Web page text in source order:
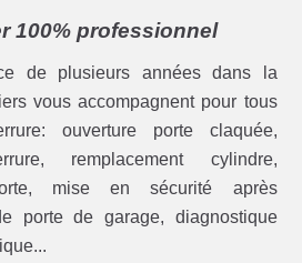
100% professionnel
de plusieurs années dans la
vous accompagnent pour tous
ouverture porte claquée,
remplacement cylindre,
mise en sécurité après
porte de garage, diagnostique